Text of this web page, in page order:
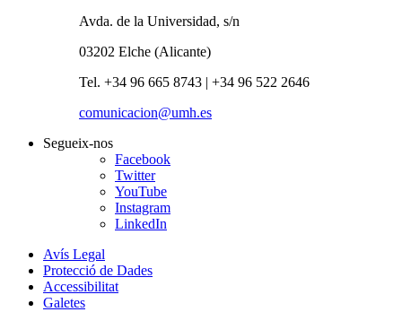
Avda. de la Universidad, s/n
03202 Elche (Alicante)
Tel. +34 96 665 8743 | +34 96 522 2646
comunicacion@umh.es
Segueix-nos
Facebook
Twitter
YouTube
Instagram
LinkedIn
Avís Legal
Protecció de Dades
Accessibilitat
Galetes